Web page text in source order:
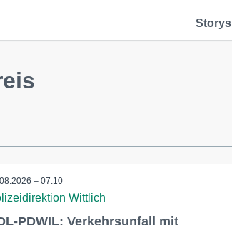
Storys
– 07:10
Wittlich
PDWIL: Verkehrsunfall mit